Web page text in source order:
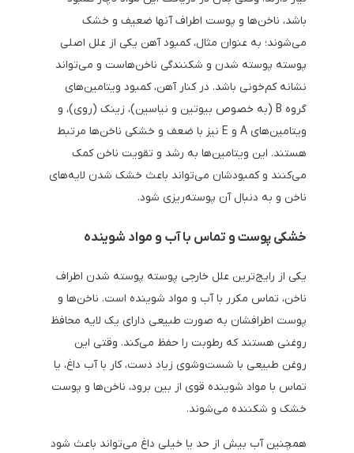
باشد، ناخن‌ها و پوست اطراف آنها ضعیف و خشک
می‌شوند؛ به ‌عنوان مثال، کمبود آهن یکی از علل اصلی
پوسته پوسته شدن و شکنندگی ناخن‌هاست و می‌تواند
نشانه کم‌خونی باشد. در کنار آهن، کمبود ویتامین‌های
گروه B (به‌ خصوص بیوتین و نیاسین)، زینک (روی)، و
ویتامین‌های A و E نیز با ضعف و خشکی ناخن‌ها مرتبط
هستند. این ویتامین‌ها به رشد و تقویت ناخن کمک
می‌کنند و کمبودشان می‌تواند باعث خشک شدن لایه‌های
ناخن و به‌ دنبال آن پوسته‌ریزی شود.
خشکی پوست و تماس با آب و مواد شوینده
یکی از رایج‌ترین علل خارجی پوسته پوسته شدن اطراف
ناخن، تماس مکرر با آب و مواد شوینده است. ناخن‌ها و
پوست اطرافشان به ‌صورت طبیعی دارای یک لایه محافظ
روغنی هستند که رطوبت را حفظ می‌کند. وقتی این
روغن طبیعی با شست‌وشوی زیاد دست، کار با آب داغ، یا
تماس با مواد شوینده قوی از بین برود، ناخن‌ها و پوست
خشک و شکننده می‌شوند.
همچنین آب بیش از حد یا خیلی داغ می‌تواند باعث شود